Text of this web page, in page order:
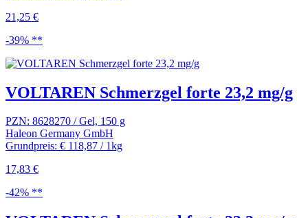
21,25 €
-39% **
VOLTAREN Schmerzgel forte 23,2 mg/g
PZN: 8628270 / Gel, 150 g
Haleon Germany GmbH
Grundpreis: € 118,87 / 1kg
17,83 €
-42% **